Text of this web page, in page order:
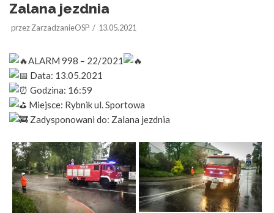
Zalana jezdnia
przezZarzadzanieOSP 13.05.2021
ALARM 998 – 22/2021
Data: 13.05.2021
Godzina: 16:59
Miejsce: Rybnik ul. Sportowa
Zadysponowani do: Zalana jezdnia